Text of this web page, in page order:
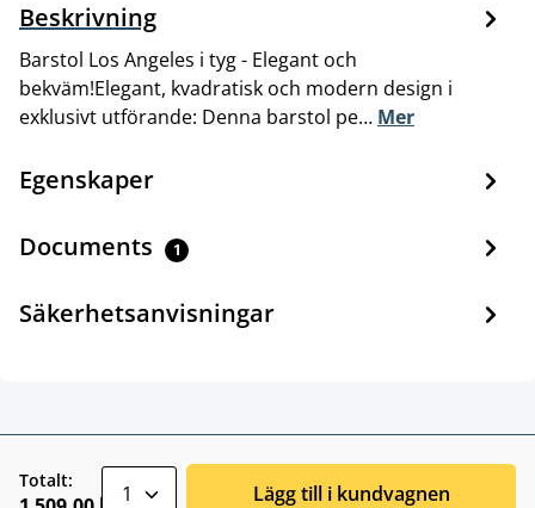
Beskrivning
Barstol Los Angeles i tyg - Elegant och
bekväm!Elegant, kvadratisk och modern design i
exklusivt utförande: Denna barstol pe… Mer
Egenskaper
Documents 1
Säkerhetsanvisningar
Totalt:
Lägg till i kundvagnen